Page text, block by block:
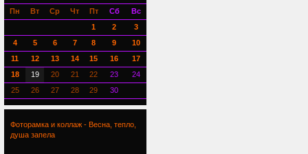
Пн
Вт Ср Чт Пт Сб
Вс
1
2
3
4
5 6 7 8 9
10
11
12 13 14 15 16
17
18
19 20 21 22 23
24
25
26 27 28 29 30
Фоторамка и коллаж - Весна, тепло,
душа запела